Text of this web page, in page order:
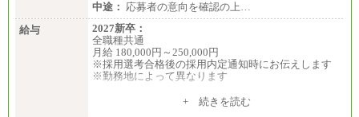
中途： 応募者の意向を確認の上…
給与
2027新卒：
全職種共通
月給 180,000円～250,000円
※採用選考合格後の採用内定通知時にお伝えします
※勤務地によって異なります
+ 続きを読む